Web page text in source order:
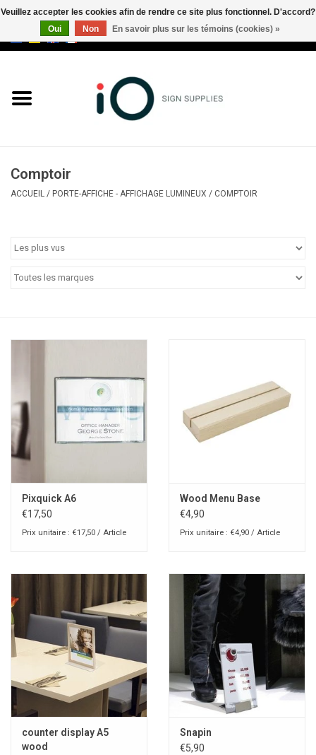
Marques
Comptoir
ACCUEIL / PORTE-AFFICHE - AFFICHAGE LUMINEUX / COMPTOIR
Pixquick A6
€17,50
Prix unitaire : €17,50 / Article
Wood Menu Base
€4,90
Prix unitaire : €4,90 / Article
counter display A5
wood
Snapin
€5,90
Veuillez accepter les cookies afin de rendre ce site plus fonctionnel. D'accord?
Oui
Non En savoir plus sur les témoins (cookies) »